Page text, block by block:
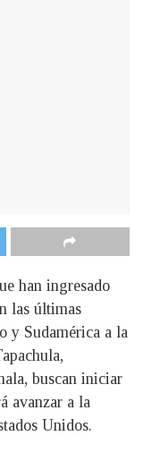
han ingresado
las últimas
y Sudamérica a la
buscan iniciar
avanzar a la
Unidos.